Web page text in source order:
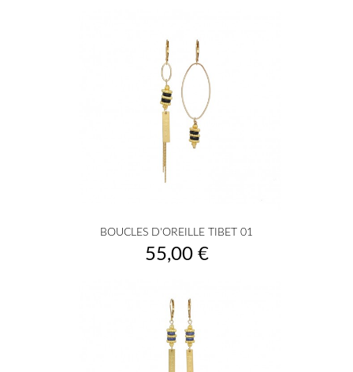
BOUCLES D'OREILLE TIBET 01
Prix
55,00 €